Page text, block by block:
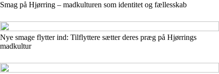
Smag på Hjørring – madkulturen som identitet og fællesskab
Nye smage flytter ind: Tilflyttere sætter deres præg på Hjørrings
madkultur